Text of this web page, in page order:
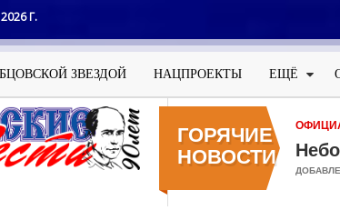
Г.
ЗВЕЗДОЙ НАЦПРОЕКТЫ ЕЩЁ
ГОРЯЧИЕ
НОВОСТИ